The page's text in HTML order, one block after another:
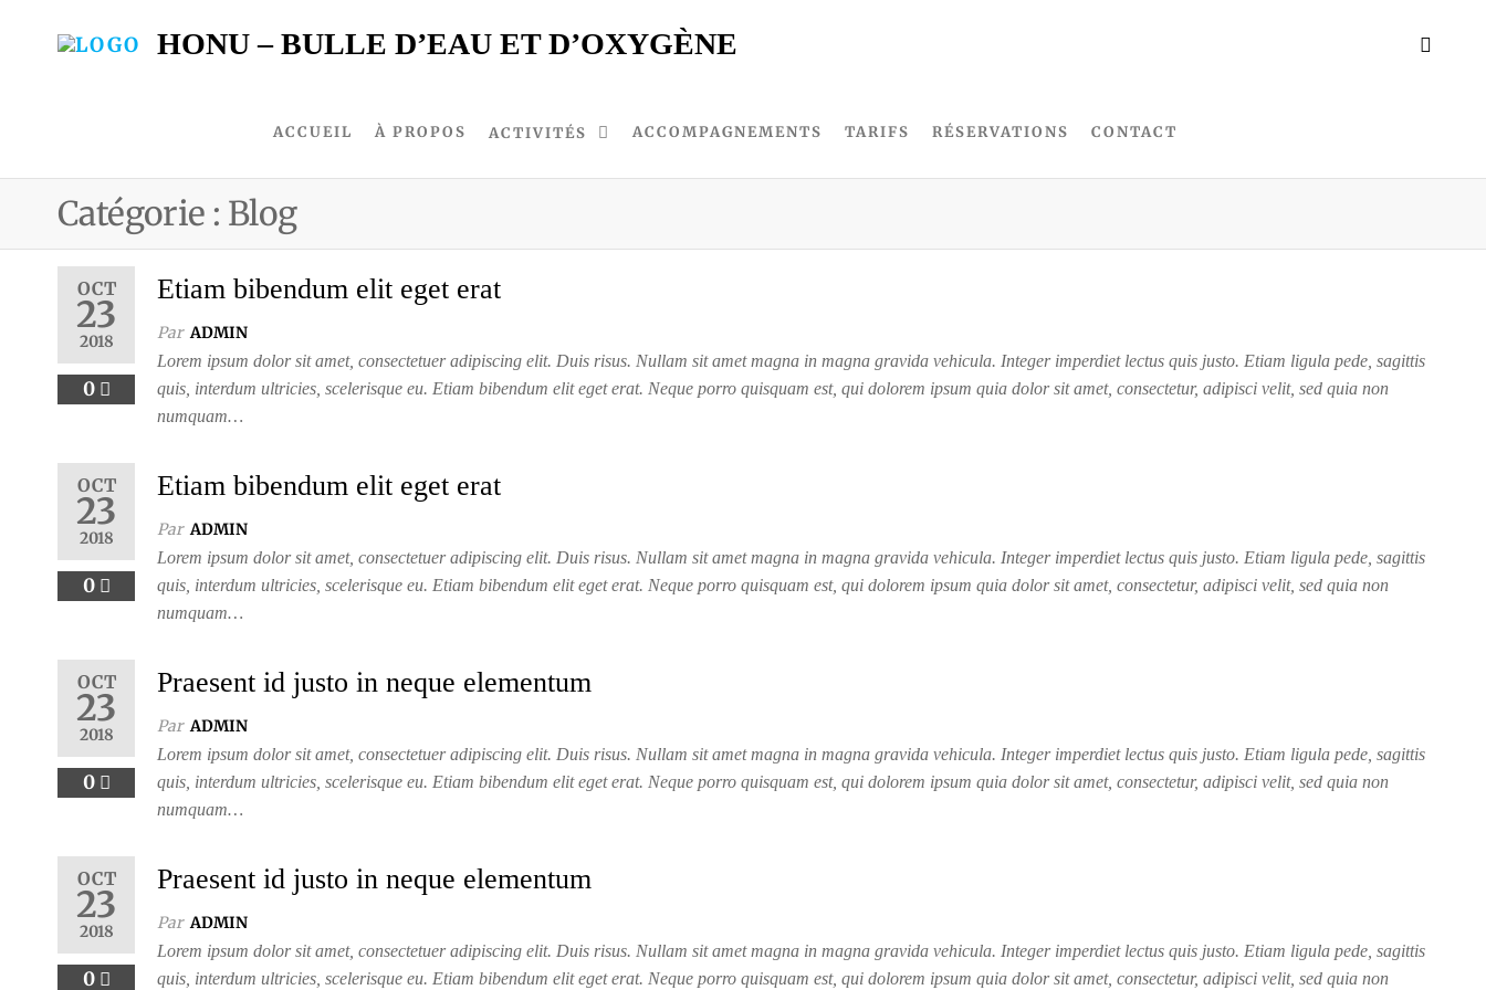
HONU – BULLE D’EAU ET D’OXYGÈNE
ACCUEIL À PROPOS ACTIVITÉS ACCOMPAGNEMENTS TARIFS RÉSERVATIONS CONTACT
Catégorie : Blog
OCT
23
2018
0
Etiam bibendum elit eget erat
Par ADMIN
Lorem ipsum dolor sit amet, consectetuer adipiscing elit. Duis risus. Nullam sit amet magna in magna gravida vehicula. Integer imperdiet lectus quis justo. Etiam ligula pede, sagittis
quis, interdum ultricies, scelerisque eu. Etiam bibendum elit eget erat. Neque porro quisquam est, qui dolorem ipsum quia dolor sit amet, consectetur, adipisci velit, sed quia non
numquam…
OCT
23
2018
0
Etiam bibendum elit eget erat
Par ADMIN
Lorem ipsum dolor sit amet, consectetuer adipiscing elit. Duis risus. Nullam sit amet magna in magna gravida vehicula. Integer imperdiet lectus quis justo. Etiam ligula pede, sagittis
quis, interdum ultricies, scelerisque eu. Etiam bibendum elit eget erat. Neque porro quisquam est, qui dolorem ipsum quia dolor sit amet, consectetur, adipisci velit, sed quia non
numquam…
OCT
23
2018
0
Praesent id justo in neque elementum
Par ADMIN
Lorem ipsum dolor sit amet, consectetuer adipiscing elit. Duis risus. Nullam sit amet magna in magna gravida vehicula. Integer imperdiet lectus quis justo. Etiam ligula pede, sagittis
quis, interdum ultricies, scelerisque eu. Etiam bibendum elit eget erat. Neque porro quisquam est, qui dolorem ipsum quia dolor sit amet, consectetur, adipisci velit, sed quia non
numquam…
OCT
23
2018
0
Praesent id justo in neque elementum
Par ADMIN
Lorem ipsum dolor sit amet, consectetuer adipiscing elit. Duis risus. Nullam sit amet magna in magna gravida vehicula. Integer imperdiet lectus quis justo. Etiam ligula pede, sagittis
quis, interdum ultricies, scelerisque eu. Etiam bibendum elit eget erat. Neque porro quisquam est, qui dolorem ipsum quia dolor sit amet, consectetur, adipisci velit, sed quia non